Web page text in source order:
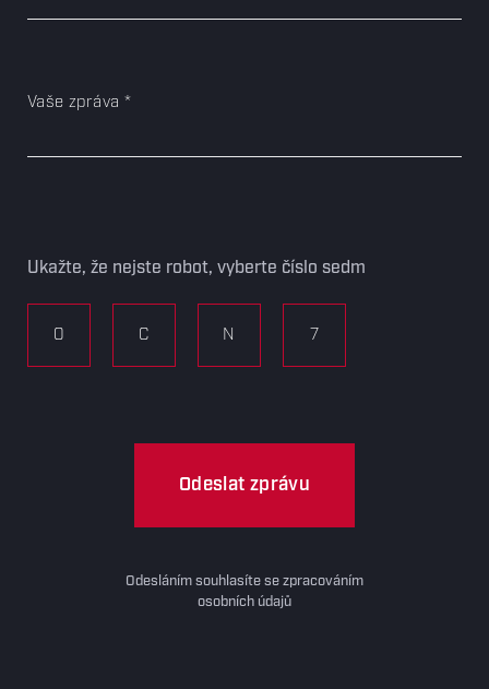
Vaše zpráva
Ukažte, že nejste robot, vyberte číslo sedm
0 C N 7
Odeslat zprávu
Odesláním souhlasíte se zpracováním
osobních údajů